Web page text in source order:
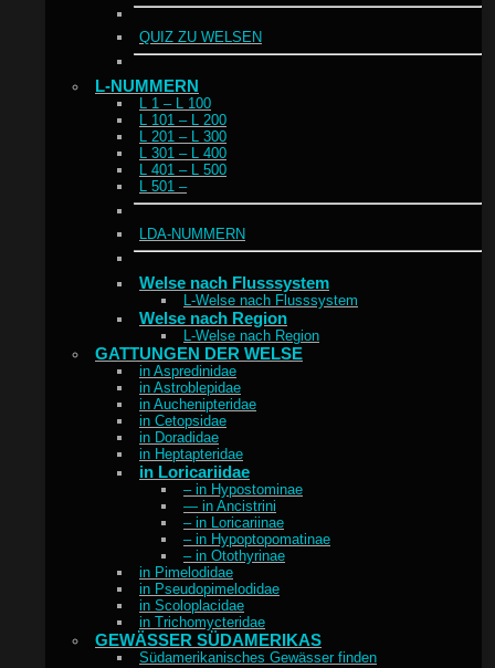
QUIZ ZU WELSEN
L-NUMMERN
L 1 – L 100
L 101 – L 200
L 201 – L 300
L 301 – L 400
L 401 – L 500
L 501 –
LDA-NUMMERN
Welse nach Flusssystem
L-Welse nach Flusssystem
Welse nach Region
L-Welse nach Region
GATTUNGEN DER WELSE
in Aspredinidae
in Astroblepidae
in Auchenipteridae
in Cetopsidae
in Doradidae
in Heptapteridae
in Loricariidae
– in Hypostominae
— in Ancistrini
– in Loricariinae
– in Hypoptopomatinae
– in Otothyrinae
in Pimelodidae
in Pseudopimelodidae
in Scoloplacidae
in Trichomycteridae
GEWÄSSER SÜDAMERIKAS
Südamerikanisches Gewässer finden